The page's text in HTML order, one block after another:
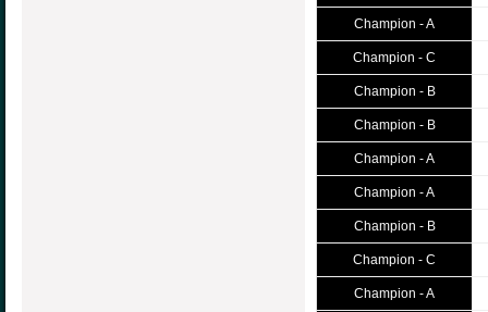
Champion - A
Champion - C
Champion - B
Champion - B
Champion - A
Champion - A
Champion - B
Champion - C
Champion - A